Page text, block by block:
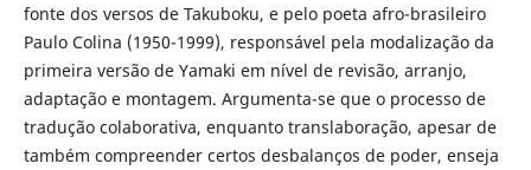
fonte dos versos de Takuboku, e pelo poeta afro-brasileiro
Paulo Colina (1950-1999), responsável pela modalização da
primeira versão de Yamaki em nível de revisão, arranjo,
adaptação e montagem. Argumenta-se que o processo de
tradução colaborativa, enquanto translaboração, apesar de
também compreender certos desbalanços de poder, enseja